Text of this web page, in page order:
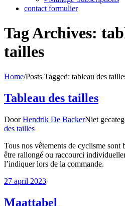
contact formulier
Tag Archives:
tailles
Home/Posts Tagged: tableau des
Tableau des tailles
DoorHendrik De BackerNiet
des tailles
Tous nos vêtements de cyclisme sont
être rallongé ou raccourci
l’indiquer lors de la commande.
27 april 2023
Maattabel